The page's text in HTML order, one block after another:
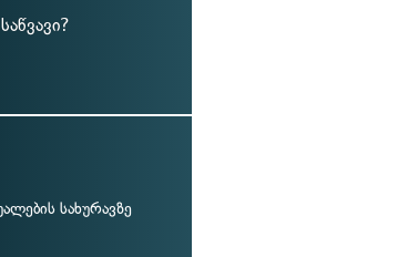
სახურავზე